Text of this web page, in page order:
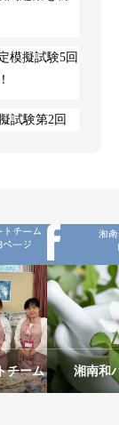
模擬試験5回
試験第2回
チーム 湘南和